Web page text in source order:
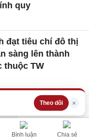
Bình luận Chia sẻ
Theo dõi ×
quy
đạt tiêu chí đô thị
sàng lên thành
thuộc TW